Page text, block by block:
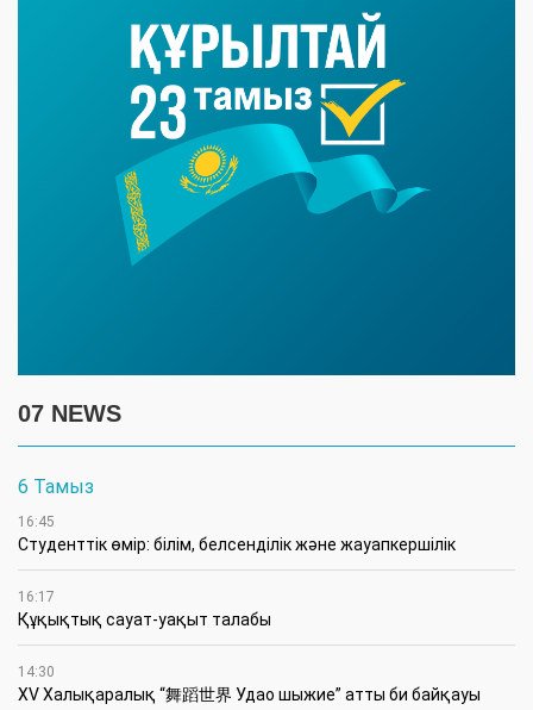
07 NEWS
6 Тамыз
16:45
Студенттік өмір: білім, белсенділік және жауапкершілік
16:17
Құқықтық сауат-уақыт талабы
14:30
XV Халықаралық “舞蹈世界 Удао шыжие” атты би байқауы